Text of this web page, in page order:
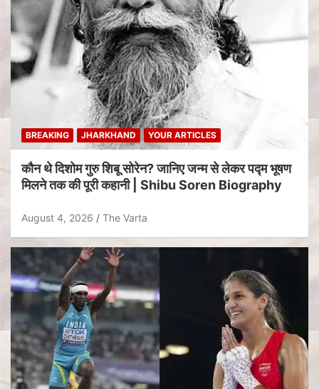
BREAKING JHARKHAND YOUR ARTICLES
कौन थे दिशोम गुरु शिबू सोरेन? जानिए जन्म से लेकर पद्म भूषण
मिलने तक की पूरी कहानी | Shibu Soren Biography
August 4, 2026 The Varta